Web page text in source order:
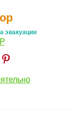
эвакуации